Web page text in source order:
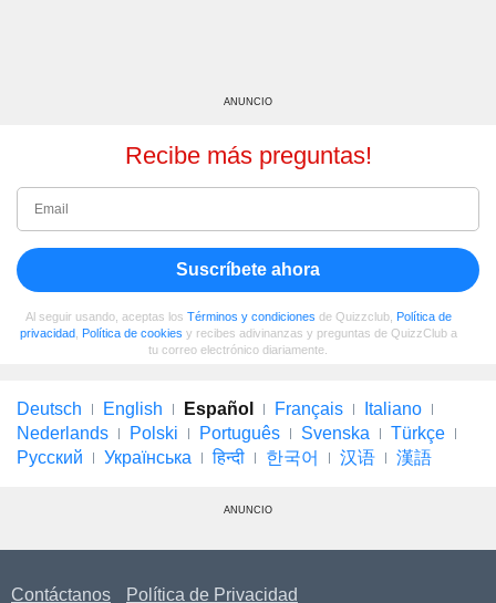
ANUNCIO
Recibe más preguntas!
Suscríbete ahora
Al seguir usando, aceptas los Términos y condiciones de Quizzclub,
Política de
privacidad
Política de cookies y recibes adivinanzas y preguntas de QuizzClub a
tu correo electrónico diariamente.
Deutsch English Español Français
Italiano
Nederlands
Polski Português Svenska
Türkçe
Русский
Українська हिन्दी 한국어 汉语 漢語
ANUNCIO
Contáctanos Política de Privacidad